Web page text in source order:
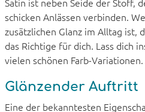
schicken Anlässen verbinden.
zusätzlichen Glanz im Alltag ist,
das Richtige für dich. Lass dich
vielen schönen Farb-Variationen.
Glänzender Auftritt
Eine der bekanntesten